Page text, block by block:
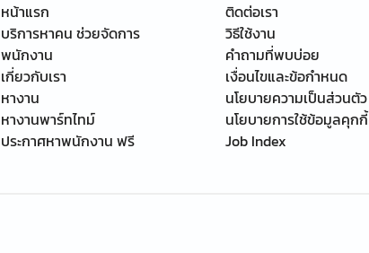
หน้าแรก
บริการหาคน ช่วยจัดการ
พนักงาน
เกี่ยวกับเรา
หางาน
หางานพาร์ทไทม์
ประกาศหาพนักงาน ฟรี
ติดต่อเรา
วิธีใช้งาน
คำถามที่พบบ่อย
เงื่อนไขและข้อกำหนด
นโยบายความเป็นส่วนตัว
นโยบายการใช้ข้อมูลคุกกี้
Job Index